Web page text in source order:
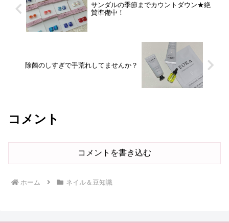
サンダルの季節までカウントダウン★絶
賛準備中！
除菌のしすぎで手荒れしてませんか？
コメント
コメントを書き込む
ホーム ネイル＆豆知識